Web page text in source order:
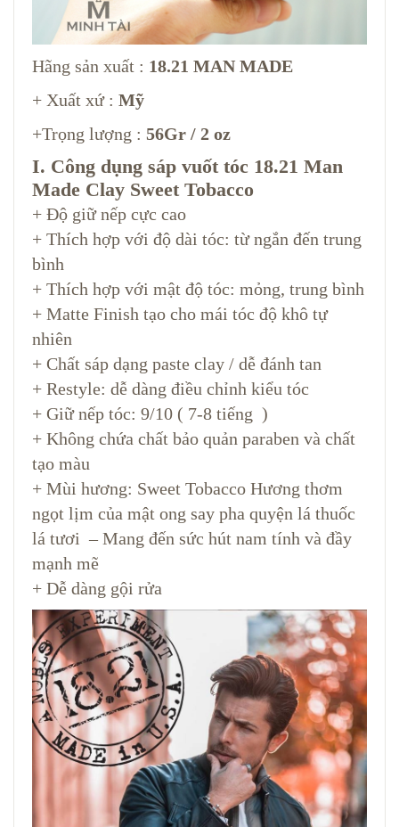
Hãng sản xuất : 18.21 MAN MADE
+ Xuất xứ : Mỹ
+Trọng lượng : 56Gr / 2 oz
I. Công dụng sáp vuốt tóc 18.21 Man
Made Clay Sweet Tobacco
+ Độ giữ nếp cực cao
+ Thích hợp với độ dài tóc: từ ngắn đến trung
bình
+ Thích hợp với mật độ tóc: mỏng, trung bình
+ Matte Finish tạo cho mái tóc độ khô tự
nhiên
+ Chất sáp dạng paste clay / dễ đánh tan
+ Restyle: dễ dàng điều chỉnh kiểu tóc
+ Giữ nếp tóc: 9/10 ( 7-8 tiếng )
+ Không chứa chất bảo quản paraben và chất
tạo màu
+ Mùi hương: Sweet Tobacco Hương thơm
ngọt lịm của mật ong say pha quyện lá thuốc
lá tươi – Mang đến sức hút nam tính và đầy
mạnh mẽ
+ Dễ dàng gội rửa